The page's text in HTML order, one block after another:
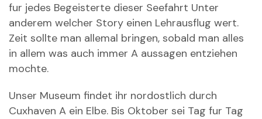
fur jedes Begeisterte dieser Seefahrt Unter
anderem welcher Story einen Lehrausflug wert.
Zeit sollte man allemal bringen, sobald man alles
in allem was auch immer A aussagen entziehen
mochte.
Unser Museum findet ihr nordostlich durch
Cuxhaven A ein Elbe. Bis Oktober sei Tag fur Tag